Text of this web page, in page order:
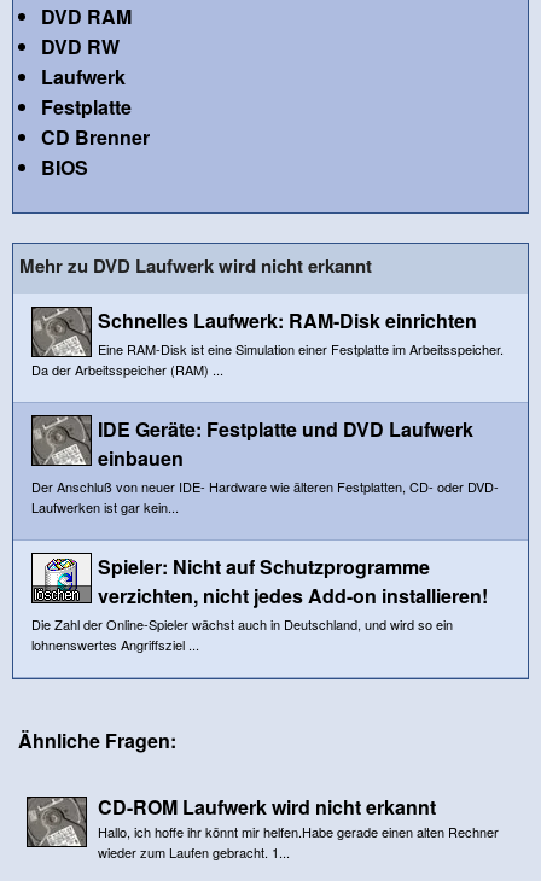
DVD RAM
DVD RW
Laufwerk
Festplatte
CD Brenner
BIOS
Mehr zu DVD Laufwerk wird nicht erkannt
Schnelles Laufwerk: RAM-Disk einrichten
Eine RAM-Disk ist eine Simulation einer Festplatte im Arbeitsspeicher.
Da der Arbeitsspeicher (RAM) ...
IDE Geräte: Festplatte und DVD Laufwerk
einbauen
Der Anschluß von neuer IDE- Hardware wie älteren Festplatten, CD- oder DVD-
Laufwerken ist gar kein...
Spieler: Nicht auf Schutzprogramme
verzichten, nicht jedes Add-on installieren!
Die Zahl der Online-Spieler wächst auch in Deutschland, und wird so ein
lohnenswertes Angriffsziel ...
Ähnliche Fragen:
CD-ROM Laufwerk wird nicht erkannt
Hallo, ich hoffe ihr könnt mir helfen.Habe gerade einen alten Rechner
wieder zum Laufen gebracht. 1...